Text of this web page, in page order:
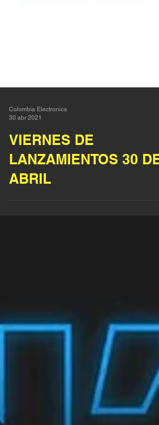
Colombia Electronica
30 abr 2021
VIERNES DE
LANZAMIENTOS 30 DE